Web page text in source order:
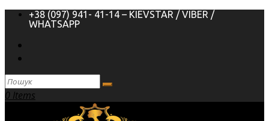
+38 (097) 941- 41-14 – KIEVSTAR / VIBER /
WHATSAPP
0 Items